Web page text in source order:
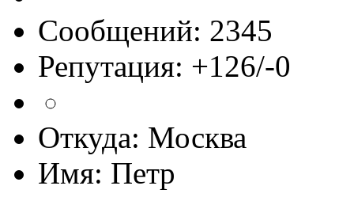
Сообщений: 2345
Репутация: +126/-0
Откуда: Москва
Имя: Петр